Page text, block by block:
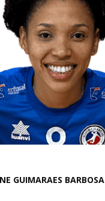
GUIMARAES BARBOSA